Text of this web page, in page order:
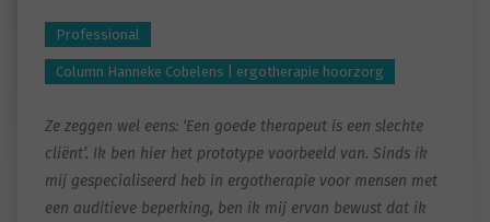
Professional
Column Hanneke Cobelens | ergotherapie hoorzorg
Ze zeggen wel eens: ‘Een goede therapeut is een slechte
cliënt’. Ik ben hier het prototype voorbeeld van. Sinds ik
mij gespecialiseerd heb in ergotherapie voor mensen met
een auditieve beperking, ben ik mij ervan bewust dat ik